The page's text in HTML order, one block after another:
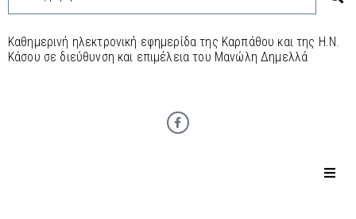
Καθημερινή ηλεκτρονική εφημερίδα της Καρπάθου και της Η.Ν.
Κάσου σε διεύθυνση και επιμέλεια του Μανώλη Δημελλά